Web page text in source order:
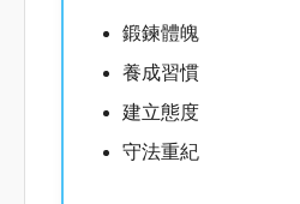
鍛鍊體魄
養成習慣
建立態度
守法重紀